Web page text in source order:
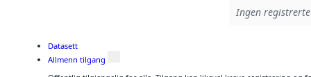
Ingen
Datasett
Allmenn tilgang